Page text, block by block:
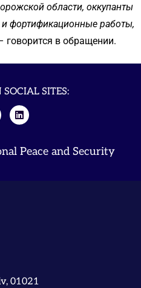
области, оккупанты
фортификационные работы,
говорится в обращении.
SITES:
Peace and Security
01021